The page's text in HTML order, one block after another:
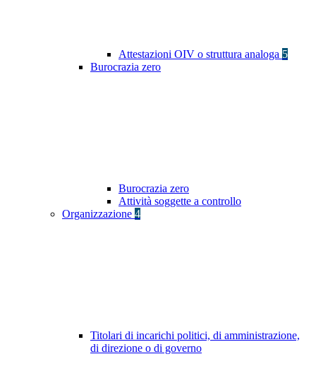
Attestazioni OIV o struttura analoga 5
Burocrazia zero
Burocrazia zero
Attività soggette a controllo
Organizzazione 4
Titolari di incarichi politici, di amministrazione,
di direzione o di governo